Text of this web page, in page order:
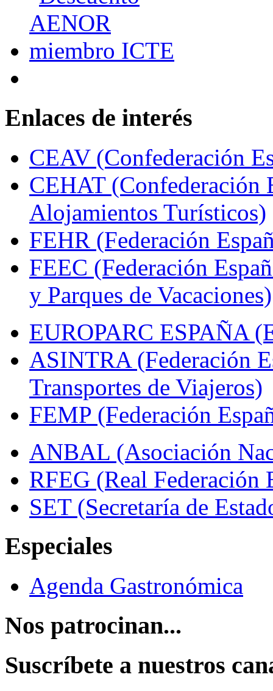
Enlaces de interés
CEAV (Confederación
CEHAT (Confederación
Alojamientos Turísticos)
FEHR (Federación
FEEC (Federación
y Parques de Vacaciones)
EUROPARC ESPAÑA
ASINTRA (Federación
Transportes de Viajeros)
FEMP (Federación
ANBAL (Asociación
RFEG (Real Federación
SET (Secretaría de
Especiales
Agenda Gastronómica
Nos patrocinan...
Suscríbete a nuestros